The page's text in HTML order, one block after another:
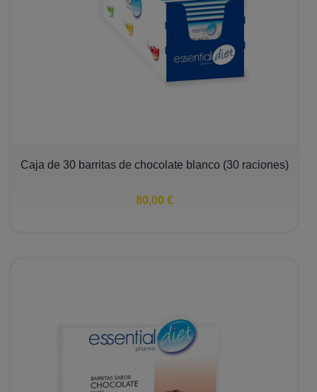
Caja de 30 barritas de chocolate blanco (30 raciones)
80,00 €